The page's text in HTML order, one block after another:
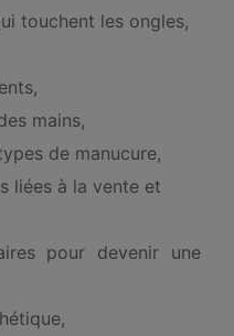
touchent les ongles,
mains,
de manucure,
liées à la vente et
pour devenir une